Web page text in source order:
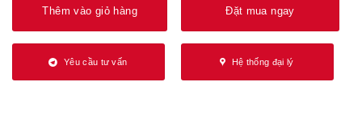
Thêm vào giỏ hàng Đặt mua ngay
Yêu cầu tư vấn Hệ thống đại lý